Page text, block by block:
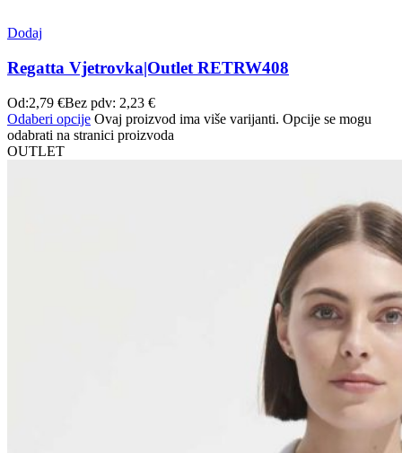
Dodaj
Regatta Vjetrovka|Outlet RETRW408
Od:2,79 €Bez pdv: 2,23 €
Odaberi opcije Ovaj proizvod ima više varijanti. Opcije se mogu
odabrati na stranici proizvoda
OUTLET